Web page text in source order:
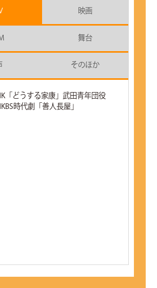
映画
舞台
そのほか
「どうする家康」武田青年団役
時代劇「善人長屋」